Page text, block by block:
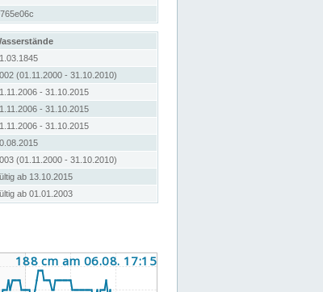
(01.11.2000 - 31.10.2010)
- 31.10.2015
- 31.10.2015
- 31.10.2015
(01.11.2000 - 31.10.2010)
ab 13.10.2015
ab 01.01.2003